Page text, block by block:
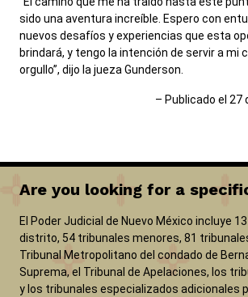
sido una aventura increíble. Espero con
nuevos desafíos y experiencias que esta
brindará, y tengo la intención de servir a mi
orgullo”, dijo la jueza Gunderson.
– Publicado el 27
Are you looking for a
El Poder Judicial de Nuevo México incluye
distrito, 54 tribunales menores, 81
Tribunal Metropolitano del condado de
Suprema, el Tribunal de Apelaciones, los
y los tribunales especializados adicionales